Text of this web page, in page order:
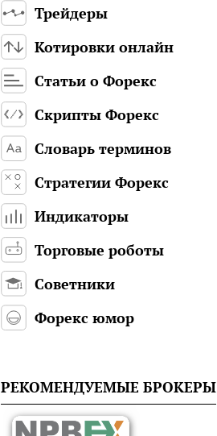
Трейдеры
Котировки онлайн
Статьи о Форекс
Скрипты Форекс
Словарь терминов
Стратегии Форекс
Индикаторы
Торговые роботы
Советники
Форекс юмор
РЕКОМЕНДУЕМЫЕ БРОКЕРЫ